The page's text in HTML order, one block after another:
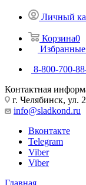
Личный
Корзина0
8-800-700-
Контактная
г. Челябинск, ул.
info@sladkond.ru
Вконтакте
Telegram
Viber
Viber
Главная